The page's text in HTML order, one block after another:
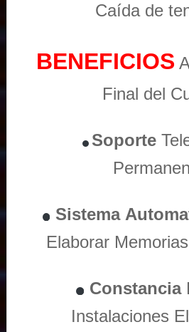
Caída de
BENEFICIOS
Final del
Soporte
Sistema
Elaborar
Constancia
Instalaciones